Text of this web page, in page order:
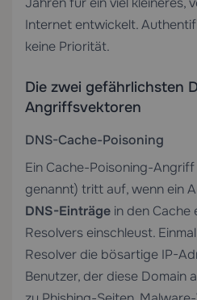
Internet entwickelt.
keine Priorität.
Die zwei gefährlichsten
Angriffsvektoren
DNS-Cache-Poisoning
Ein Cache-Poisoning-
genannt) tritt auf, wenn ein
DNS-Einträge in den Cache
Resolvers einschleust.
Resolver die bösartige IP-
Benutzer, der diese Domain